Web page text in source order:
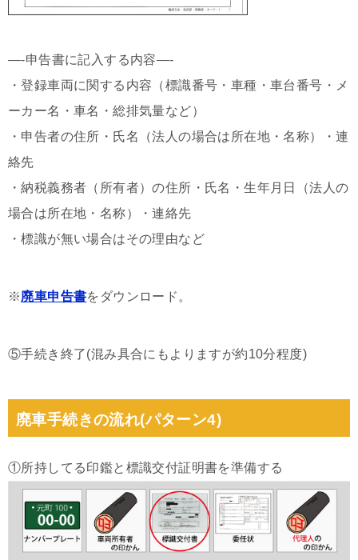
—-申告書に記入する内容—-
・登録車両に関する内容（標識番号・車種・車台番号・メ
ーカー名・車名・総排気量など）
・申告者の住所・氏名（法人の場合は所在地・名称）・連
絡先
・納税義務者（所有者）の住所・氏名・生年月日（法人の
場合は所在地・名称）・連絡先
・標識が無い場合はその理由など
※廃車申告書をダウンロード。
⑤手続き終了(混み具合にもよりますが約10分程度)
廃車手続きの流れ(パターン4)
①所持してる印鑑と標識交付証明書を準備する